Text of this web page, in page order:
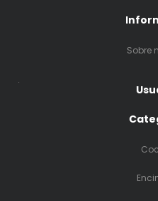
Sobre
.